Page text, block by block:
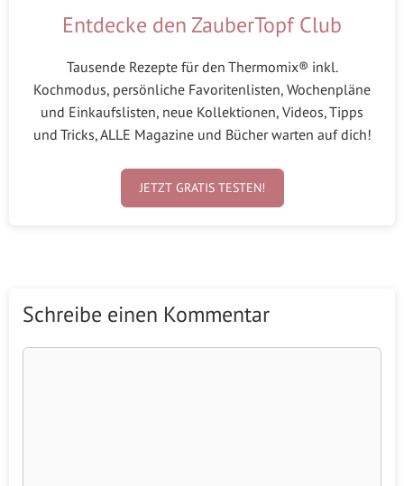
Entdecke den ZauberTopf Club
Tausende Rezepte für den Thermomix® inkl.
Kochmodus, persönliche Favoritenlisten, Wochenpläne
und Einkaufslisten, neue Kollektionen, Videos, Tipps
und Tricks, ALLE Magazine und Bücher warten auf dich!
JETZT GRATIS TESTEN!
Schreibe einen Kommentar